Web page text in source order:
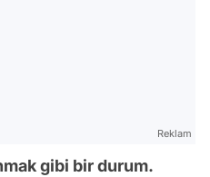
Reklam
gibi bir durum.